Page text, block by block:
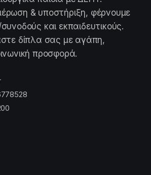
& υποστήριξη, φέρνουμε
και εκπαιδευτικούς.
δίπλα σας με αγάπη,
προσφορά.